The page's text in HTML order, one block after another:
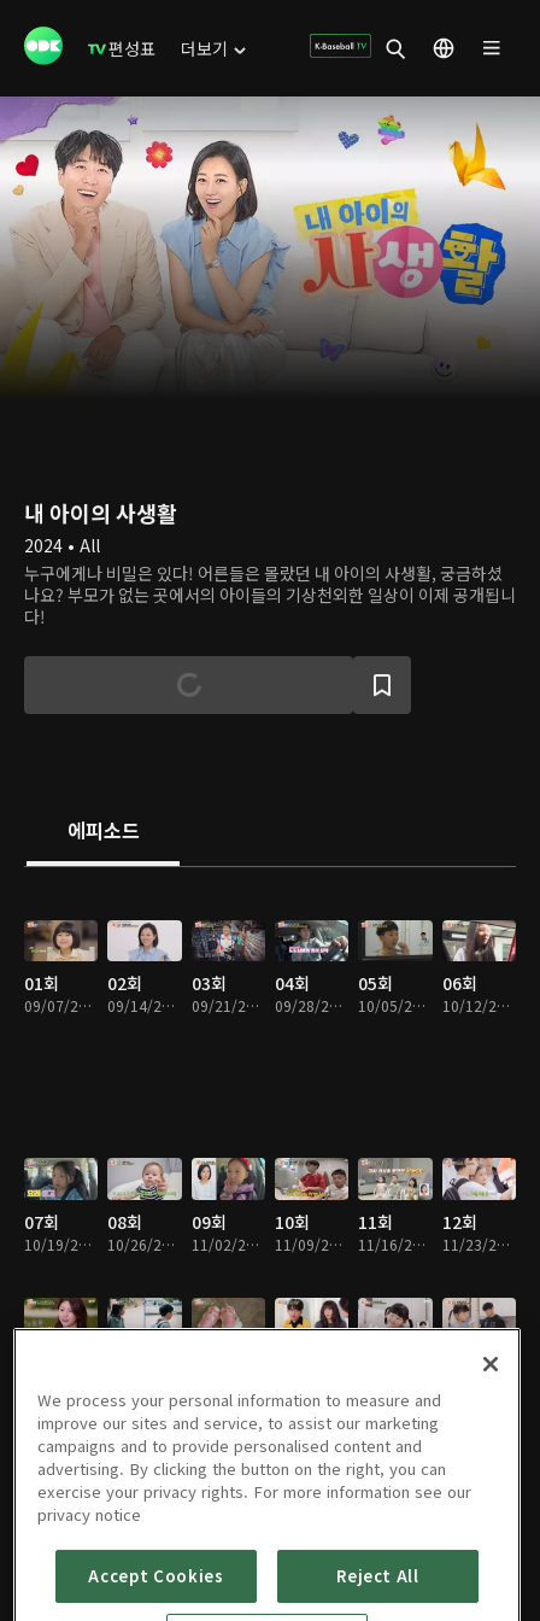
편성표 더보기
내 아이의 사생활
2024 • All
누구에게나 비밀은 있다! 어른들은 몰랐던 내 아이의 사생활, 궁금하셨
나요? 부모가 없는 곳에서의 아이들의 기상천외한 일상이 이제 공개됩니
다!
에피소드
01회
09/07/2024 • 1시간 22분
02회
09/14/2024 • 1시간 25분
03회
09/21/2024 • 1시간 12분
04회
09/28/2024 • 1시간 16분
05회
10/05/2024 • 1시간 18분
06회
10/12/2024 • 1시간 23분
07회
10/19/2024 • 1시간 17분
08회
10/26/2024 • 1시간 14분
09회
11/02/2024 • 1시간 13분
10회
11/09/2024 • 1시간 14분
11회
11/16/2024 • 1시간 15분
12회
11/23/2024 • 1시간 17분
19회
05/04/2025 • 1시간 22분
20회 21회 22회 23회 24회
We process your personal information to measure and
improve our sites and service, to assist our marketing
campaigns and to provide personalised content and
advertising. By clicking the button on the right, you can
exercise your privacy rights. For more information see our
privacy notice
Accept Cookies Reject All